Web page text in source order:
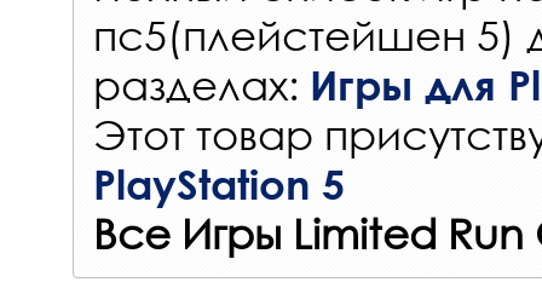
пс5(плейстейшен 5)
разделах: Игры для
Этот товар
PlayStation 5
Все Игры Limited Run